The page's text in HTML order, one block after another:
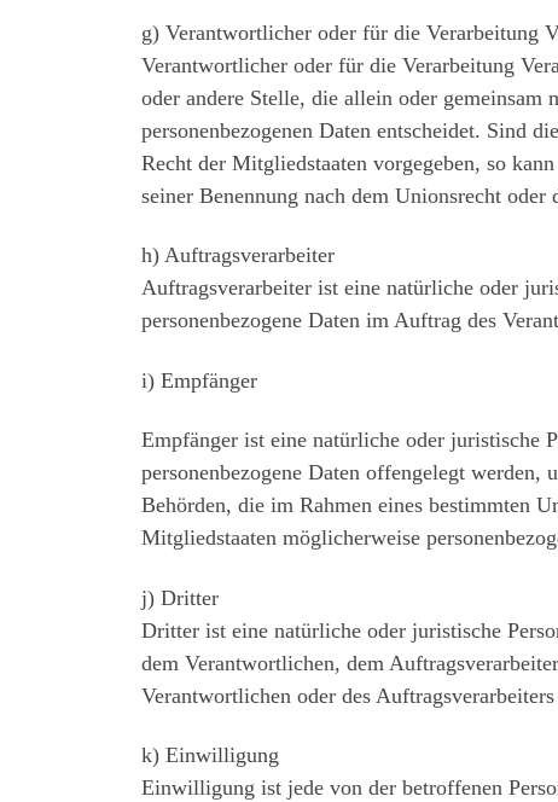
g) Verantwortlicher oder für die Verarbeitung
Verantwortlicher oder für die Verarbeitung
oder andere Stelle, die allein oder
personenbezogenen Daten entscheidet. Sind
Recht der Mitgliedstaaten vorgegeben, so
seiner Benennung nach dem Unionsrecht
h) Auftragsverarbeiter
Auftragsverarbeiter ist eine natürliche oder
personenbezogene Daten im Auftrag des
i) Empfänger
Empfänger ist eine natürliche oder juristische
personenbezogene Daten offengelegt
Behörden, die im Rahmen eines bestimmten
Mitgliedstaaten möglicherweise
j) Dritter
Dritter ist eine natürliche oder juristische
dem Verantwortlichen, dem
Verantwortlichen oder des
k) Einwilligung
Einwilligung ist jede von der betroffenen